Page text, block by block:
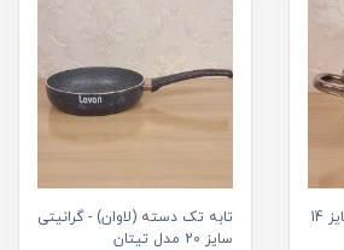
قابلمه (لاوان) - گرانیتی سایز 14
تابه تک دسته (لاوان) - گرانیتی
سایز 20 مدل تیتان